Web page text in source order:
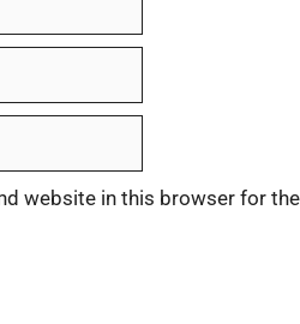
website in this browser for the